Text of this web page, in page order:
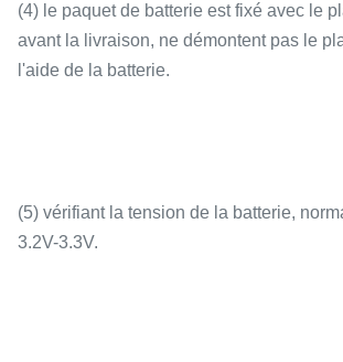
(4) le paquet de batterie est fixé avec le
avant la livraison, ne démontent pas le
l'aide de la batterie.
(5) vérifiant la tension de la batterie,
3.2V-3.3V.